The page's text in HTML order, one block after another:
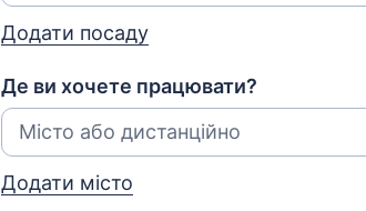
Додати посаду
Де ви хочете працювати?
Додати місто